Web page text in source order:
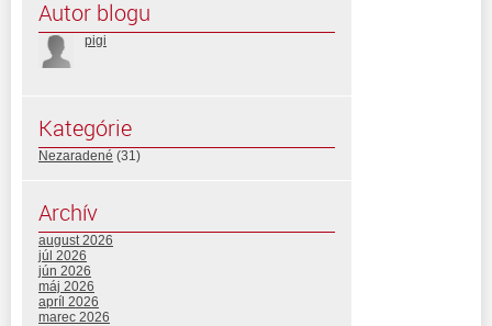
Autor blogu
pigi
Kategórie
Nezaradené (31)
Archív
august 2026
júl 2026
jún 2026
máj 2026
apríl 2026
marec 2026